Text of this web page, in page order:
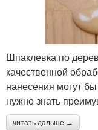
Шпаклевка по
качественной
нанесения могут
нужно знать
читать дальше →